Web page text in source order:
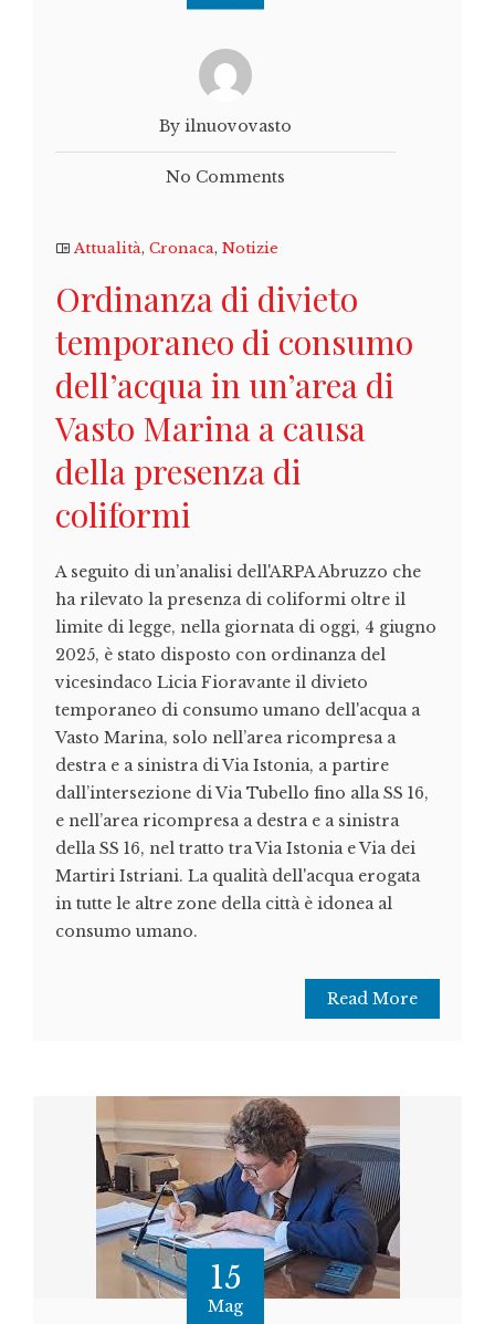
By ilnuovovasto
No Comments
Attualità, Cronaca, Notizie
Ordinanza di divieto
temporaneo di consumo
dell’acqua in un’area di
Vasto Marina a causa
della presenza di
coliformi
A seguito di un’analisi dell'ARPA Abruzzo che
ha rilevato la presenza di coliformi oltre il
limite di legge, nella giornata di oggi, 4 giugno
2025, è stato disposto con ordinanza del
vicesindaco Licia Fioravante il divieto
temporaneo di consumo umano dell'acqua a
Vasto Marina, solo nell’area ricompresa a
destra e a sinistra di Via Istonia, a partire
dall’intersezione di Via Tubello fino alla SS 16,
e nell’area ricompresa a destra e a sinistra
della SS 16, nel tratto tra Via Istonia e Via dei
Martiri Istriani. La qualità dell'acqua erogata
in tutte le altre zone della città è idonea al
consumo umano.
Read More
15
Mag